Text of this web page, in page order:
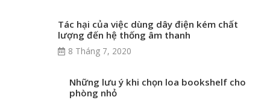
Tác hại của việc dùng dây điện kém chất
lượng đến hệ thống âm thanh
8 Tháng 7, 2020
Những lưu ý khi chọn loa bookshelf cho
phòng nhỏ